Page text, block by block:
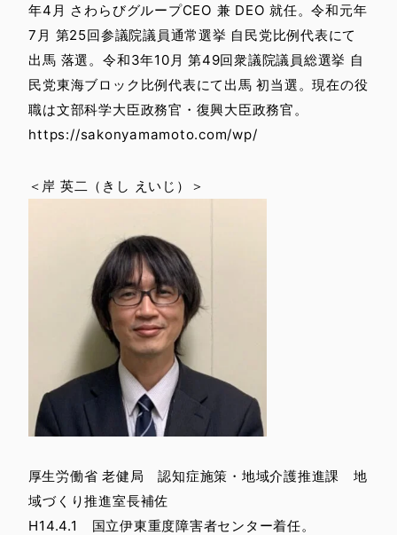
年4月 さわらびグループCEO 兼 DEO 就任。令和元年
7月 第25回参議院議員通常選挙 自民党比例代表にて
出馬 落選。令和3年10月 第49回衆議院議員総選挙 自
民党東海ブロック比例代表にて出馬 初当選。現在の役
職は文部科学大臣政務官・復興大臣政務官。
https://sakonyamamoto.com/wp/
＜岸 英二（きし えいじ）＞
厚生労働省 老健局 認知症施策・地域介護推進課 地
域づくり推進室長補佐
H14.4.1 国立伊東重度障害者センター着任。